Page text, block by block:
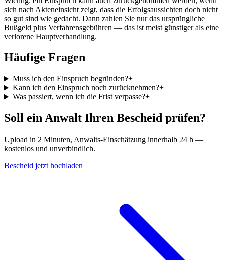
sich nach Akteneinsicht zeigt, dass die Erfolgsaussichten doch nicht
so gut sind wie gedacht. Dann zahlen Sie nur das ursprüngliche
Bußgeld plus Verfahrensgebühren — das ist meist günstiger als eine
verlorene Hauptverhandlung.
Häufige Fragen
Muss ich den Einspruch begründen?+
Kann ich den Einspruch noch zurücknehmen?+
Was passiert, wenn ich die Frist verpasse?+
Soll ein Anwalt Ihren Bescheid prüfen?
Upload in 2 Minuten, Anwalts-Einschätzung innerhalb 24 h —
kostenlos und unverbindlich.
Bescheid jetzt hochladen